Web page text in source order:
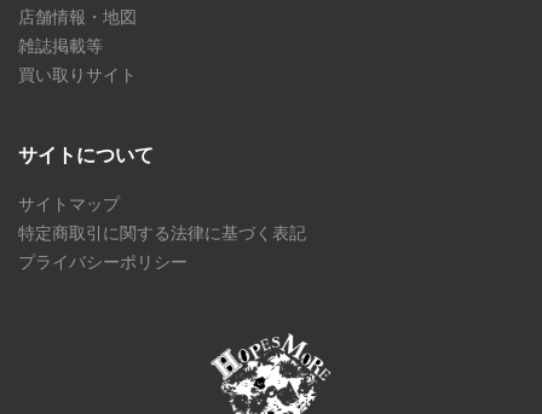
店舗情報・地図
雑誌掲載等
買い取りサイト
サイトについて
サイトマップ
特定商取引に関する法律に基づく表記
プライバシーポリシー